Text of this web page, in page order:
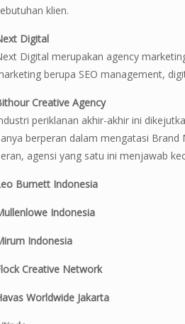
klien.
Digital
Digital merupakan agency
berupa SEO management,
Creative Agency
periklanan akhir-akhir ini
berperan dalam mengatasi
agensi yang satu ini menjawab
Burnett Indonesia
Indonesia
Indonesia
Creative Network
Worldwide Jakarta